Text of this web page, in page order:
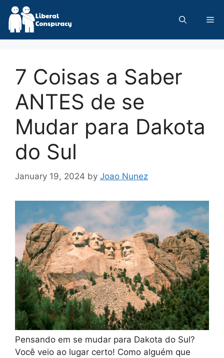
Skip
content
7 Coisas a Saber
ANTES de se
Mudar para Dakota
do Sul
January 19, 2024 by Joao Nunez
Pensando em se mudar para Dakota do Sul?
Você veio ao lugar certo! Como alguém que